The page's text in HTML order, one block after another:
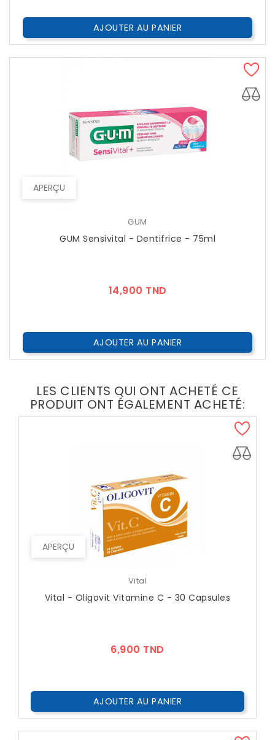
AJOUTER AU PANIER
APERÇU
GUM
GUM Sensivital - Dentifrice - 75ml
14,900 TND
AJOUTER AU PANIER
LES CLIENTS QUI ONT ACHETÉ CE
PRODUIT ONT ÉGALEMENT ACHETÉ:
APERÇU
Vital
Vital - Oligovit Vitamine C - 30 Capsules
6,900 TND
AJOUTER AU PANIER